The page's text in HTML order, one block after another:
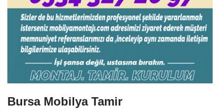
Bursa Mobilya Tamir